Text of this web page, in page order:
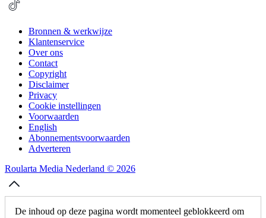
Bronnen & werkwijze
Klantenservice
Over ons
Contact
Copyright
Disclaimer
Privacy
Cookie instellingen
Voorwaarden
English
Abonnementsvoorwaarden
Adverteren
Roularta Media Nederland © 2026
De inhoud op deze pagina wordt momenteel geblokkeerd om